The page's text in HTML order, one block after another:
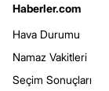
Haberler.com
Hava Durumu
Namaz Vakitleri
Seçim Sonuçları